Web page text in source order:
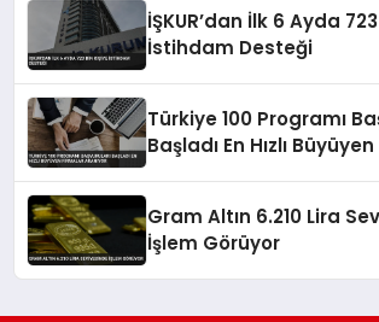
İŞKUR’dan İlk 6 Ayda
İstihdam Desteği
Türkiye 100 Programı
Başladı En Hızlı
Gram Altın 6.210 Lira
İşlem Görüyor